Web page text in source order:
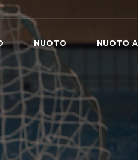
NUOTO NUOTO